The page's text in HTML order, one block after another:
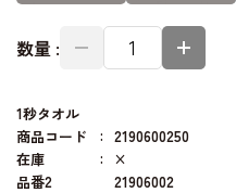
数量 :
1秒タオル
商品コード
2190600250
在庫
×
品番2
21906002